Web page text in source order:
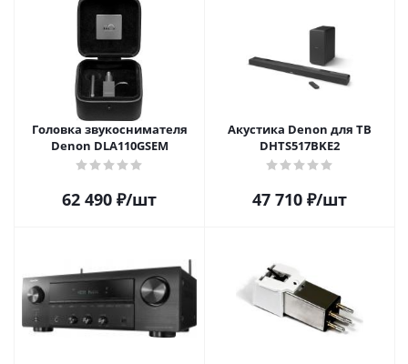
Головка звукоснимателя
Denon DLA110GSEM
62 490 ₽/шт
Акустика Denon для ТВ
DHTS517BKE2
47 710 ₽/шт